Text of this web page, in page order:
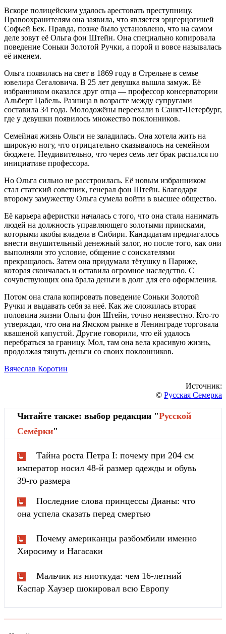
Вскоре полицейским удалось арестовать преступницу.
Правоохранителям она заявила, что является эрцгерцогиней
Софьей Бек. Правда, позже было установлено, что на самом
деле зовут её Ольга фон Штейн. Она специально копировала
поведение Соньки Золотой Ручки, а порой и вовсе называлась
её именем.
Ольга появилась на свет в 1869 году в Стрельне в семье
ювелира Сегаловича. В 25 лет девушка вышла замуж. Её
избранником оказался друг отца — профессор консерватории
Альберт Цабель. Разница в возрасте между супругами
составила 34 года. Молодожёны переехали в Санкт-Петербург,
где у девушки появилось множество поклонников.
Семейная жизнь Ольги не заладилась. Она хотела жить на
широкую ногу, что отрицательно сказывалось на семейном
бюджете. Неудивительно, что через семь лет брак распался по
инициативе профессора.
Но Ольга сильно не расстроилась. Её новым избранником
стал статский советник, генерал фон Штейн. Благодаря
второму замужеству Ольга сумела войти в высшее общество.
Её карьера аферистки началась с того, что она стала нанимать
людей на должность управляющего золотыми приисками,
которыми якобы владела в Сибири. Кандидатам предлагалось
внести внушительный денежный залог, но после того, как они
выполняли это условие, общение с соискателями
прекращалось. Затем она придумала тётушку в Париже,
которая скончалась и оставила огромное наследство. С
сочувствующих она брала деньги в долг для его оформления.
Потом она стала копировать поведение Соньки Золотой
Ручки и выдавать себя за неё. Как же сложилась вторая
половина жизни Ольги фон Штейн, точно неизвестно. Кто-то
утверждал, что она на Ямском рынке в Ленинграде торговала
квашеной капустой. Другие говорили, что ей удалось
перебраться за границу. Мол, там она вела красивую жизнь,
продолжая тянуть деньги со своих поклонников.
Вячеслав Коротин
Источник:
© Русская Семерка
Читайте также: выбор редакции "Русской
Cемёрки"
Тайна роста Петра I: почему при 204 см
император носил 48-й размер одежды и обувь
39-го размера
Последние слова принцессы Дианы: что
она успела сказать перед смертью
Почему американцы разбомбили именно
Хиросиму и Нагасаки
Мальчик из ниоткуда: чем 16-летний
Каспар Хаузер шокировал всю Европу